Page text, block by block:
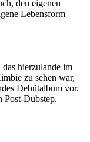
den eigenen
Lebensform
hierzulande im
zu sehen war,
Debütalbum vor.
Post-Dubstep,